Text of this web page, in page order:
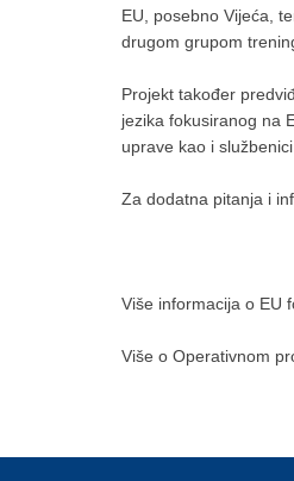
EU, posebno Vijeća,
drugom grupom
Projekt također
jezika fokusiranog na
uprave kao i
Za dodatna pitanja i
Više informacija o EU
Više o Operativnom